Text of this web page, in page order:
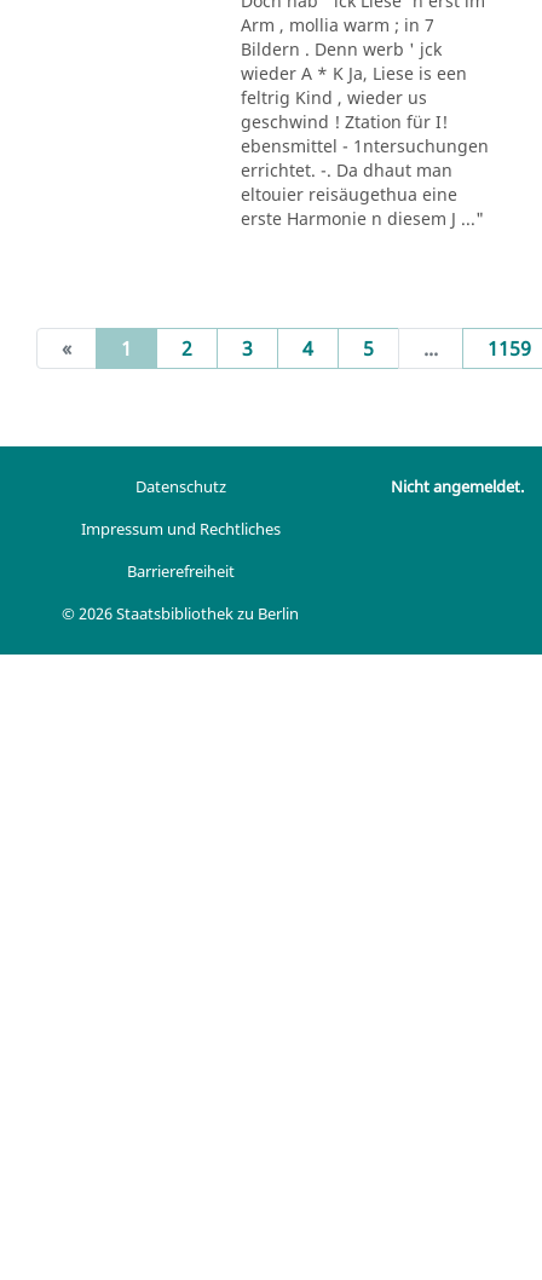
Arm , mollia warm ; in 7
Bildern . Denn werb ' jck
wieder A * K Ja, Liese is een
feltrig Kind , wieder us
geschwind ! Ztation für I!
ebensmittel - 1ntersuchungen
errichtet. -. Da dhaut man
eltouier reisäugethua eine
erste Harmonie n diesem J ..."
« 1 (current)
2 3 4 5 ... 1159
Datenschutz
Impressum und Rechtliches
Barrierefreiheit
© 2026 Staatsbibliothek zu Berlin
Nicht angemeldet.